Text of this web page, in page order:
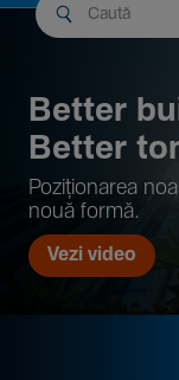
Better
Better
Pozi­țio­narea
nouă formă.
Vezi video